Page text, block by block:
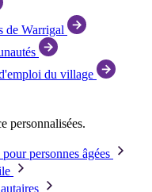
de Warrigal
du village
personnalisées.
personnes âgées